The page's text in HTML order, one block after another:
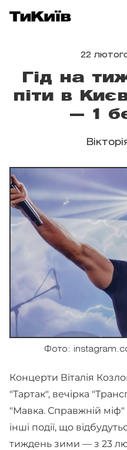
22
Гід на
піти в
— 1
Фото:
Концерти Віталія
"Тартак", вечірка
"Мавка. Справжній
інші події, що
тиждень зими — з 23